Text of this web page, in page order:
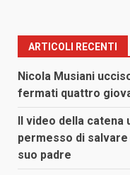
ARTICOLI RECENTI
Nicola Musiani
fermati quattro
Il video della
permesso di salvare
suo padre